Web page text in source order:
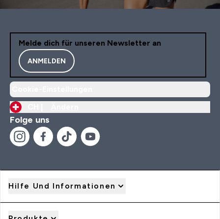
Melde dich für unseren Newsletter an
ANMELDEN
Folge uns
Hilfe Und Informationen